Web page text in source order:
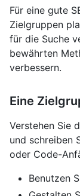
Für eine gute
Zielgruppen
für die Suche
bewährten
verbessern.
Eine
Verstehen Sie
und schreiben
oder Code-
Benutzen